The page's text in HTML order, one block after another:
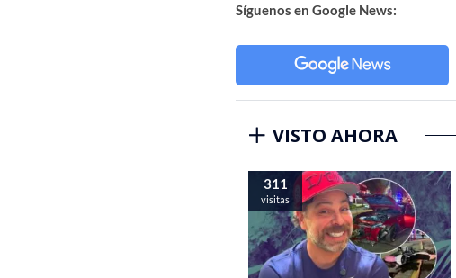
Síguenos en Google News:
VISTO AHORA
311
visitas